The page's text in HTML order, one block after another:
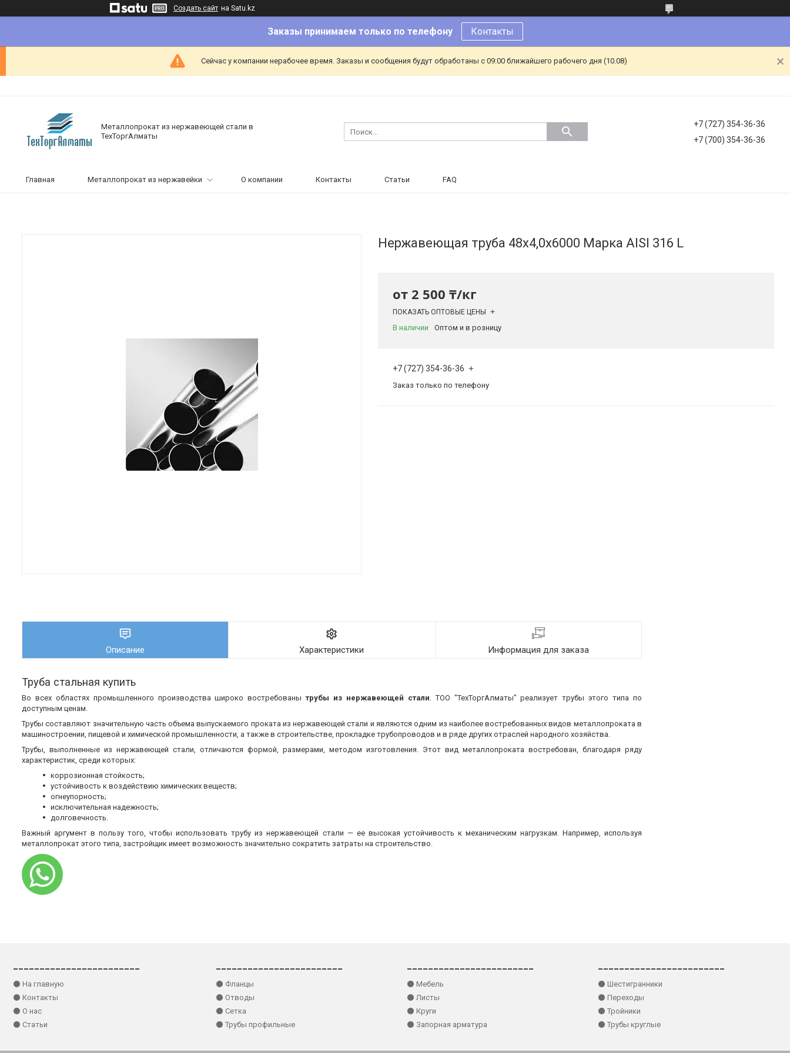
Создать сайт на Satu.kz
Заказы принимаем только по телефону Контакты
Сейчас у компании нерабочее время. Заказы и сообщения будут обработаны с 09:00 ближайшего рабочего дня (10.08)
Металлопрокат из нержавеющей стали в
ТехТоргАлматы
+7 (727) 354-36-36
+7 (700) 354-36-36
Главная Металлопрокат из нержавейки О компании Контакты Статьи FAQ
Нержавеющая труба 48х4,0х6000 Марка AISI 316 L
от 2 500 ₸/кг
ПОКАЗАТЬ ОПТОВЫЕ ЦЕНЫ
В наличии Оптом и в розницу
+7 (727) 354-36-36
Заказ только по телефону
Описание Характеристики Информация для заказа
Труба стальная купить
Во всех областях промышленного производства широко востребованытрубы из нержавеющей стали. ТОО "ТехТоргАлматы" реализует трубы этого типа по
доступным ценам.
Трубы составляют значительную часть объема выпускаемого проката из нержавеющей стали и являются одним из наиболее востребованных видов металлопроката в
машиностроении, пищевой и химической промышленности, а также в строительстве, прокладке трубопроводов и в ряде других отраслей народного хозяйства.
Трубы, выполненные из нержавеющей стали, отличаются формой, размерами, методом изготовления. Этот вид металлопроката востребован, благодаря ряду
характеристик, среди которых:
коррозионная стойкость;
устойчивость к воздействию химических веществ;
огнеупорность;
исключительная надежность;
долговечность.
Важный аргумент в пользу того, чтобы использовать трубу из нержавеющей стали — ее высокая устойчивость к механическим нагрузкам. Например, используя
металлопрокат этого типа, застройщик имеет возможность значительно сократить затраты на строительство.
⚫ На главную
⚫ Контакты
⚫ О нас
⚫ Статьи
⚫ Фланцы
⚫ Отводы
⚫ Сетка
⚫ Трубы профильные
⚫ Мебель
⚫ Листы
⚫ Круги
⚫ Запорная арматура
⚫ Шестигранники
⚫ Переходы
⚫ Тройники
⚫ Трубы круглые